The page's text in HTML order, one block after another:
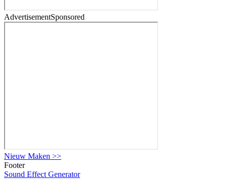
AdvertisementSponsored
Nieuw Maken >>
Footer
Sound Effect Generator